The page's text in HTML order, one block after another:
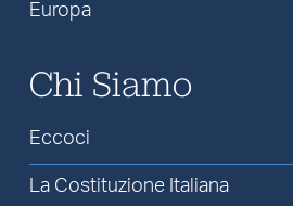
Europa
Chi Siamo
Eccoci
La Costituzione Italiana